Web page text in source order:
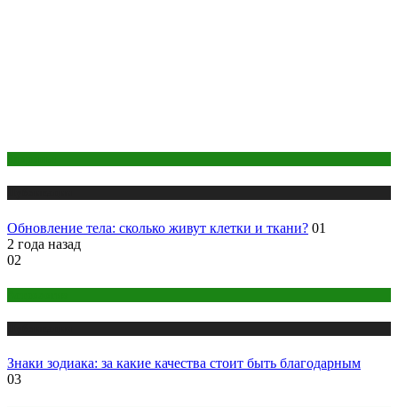
Обновление тела: сколько живут клетки и ткани? 01
2 года назад
02
Знаки зодиака: за какие качества стоит быть благодарным
03